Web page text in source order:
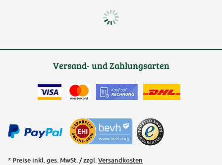
Versand- und Zahlungsarten
* Preise inkl. ges. MwSt. / zzgl.Versandkosten